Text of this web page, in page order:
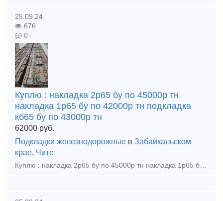
25.09.24
676
0
Куплю : накладка 2р65 бу по 45000р тн
накладка 1р65 бу по 42000р тн подкладка
кб65 бу по 43000р тн
62000 руб.
Подкладки железнодорожные в Забайкальском
крае, Чите
Куплю : накладка 2р65 бу по 45000р тн накладка 1р65 бу по 42000р тн подкладка кб65 бу по 43000р тн подкладка кд65 бу по 62000р тн рельсы р65 12,5м 1гр по 38000р тн рельсы р50 12,5м 1гр по